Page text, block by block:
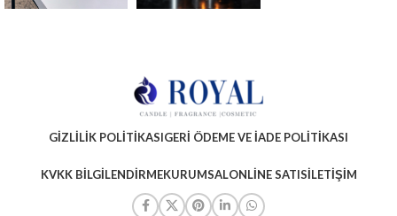
GIZLILIK POLITIKASIGERI ÖDEME VE İADE POLITIKASI
KVKK BILGILENDIRMEKURUMSALONLINE SATISİLETIŞIM